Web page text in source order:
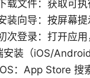
载文件：获取可执
装向导：按屏幕提
次登录：打开应
安装（iOS/Android
：App Store 搜